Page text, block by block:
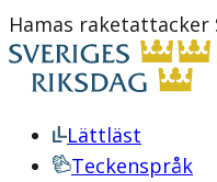
Hamas raketattacker
Lättläst
Teckenspråk